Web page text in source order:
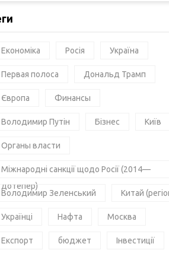
Економіка Росія Україна
Первая полоса Дональд Трамп
Європа Финансы
Володимир Путін Бізнес Київ
Органы власти
Міжнародні санкції щодо Росії (2014—
дотепер)
Володимир Зеленський Китай
Українці Нафта Москва
Експорт бюджет Інвестиції